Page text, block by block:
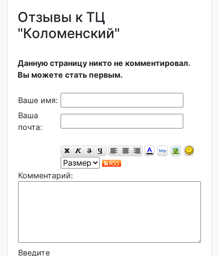
Отзывы к ТЦ
"Коломенский"
Данную страницу никто не комментировал.
Вы можете стать первым.
Ваше имя:
Ваша
почта:
Комментарий:
Введите